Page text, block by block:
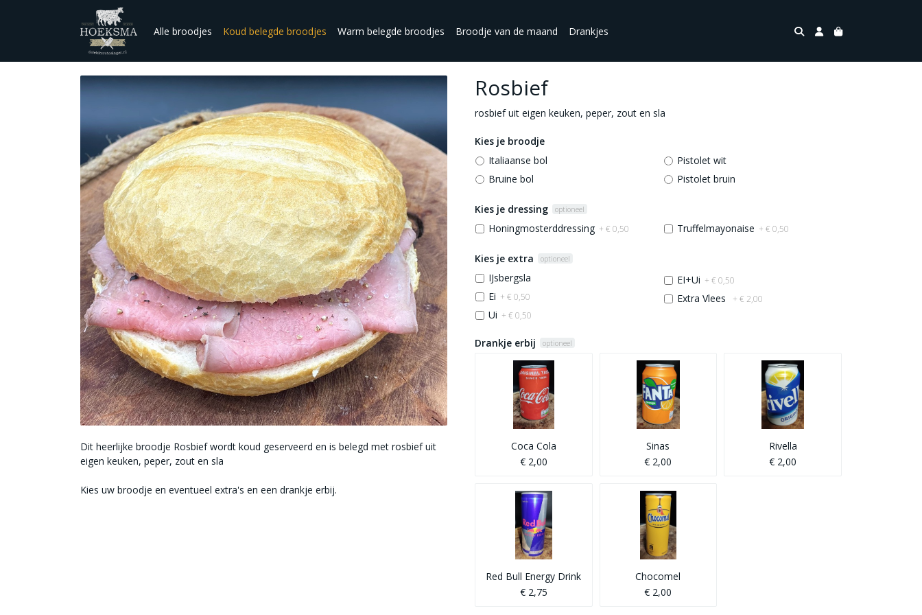
Alle broodjes Koud belegde broodjes Warm belegde broodjes Broodje van de maand Drankjes
Dit heerlijke broodje Rosbief wordt koud geserveerd en is belegd met rosbief uit
eigen keuken, peper, zout en sla
Kies uw broodje en eventueel extra's en een drankje erbij.
Rosbief
rosbief uit eigen keuken, peper, zout en sla
Kies je broodje
Italiaanse bol
Bruine bol
Pistolet wit
Pistolet bruin
Kies je dressing optioneel
Honingmosterddressing + € 0,50 Truffelmayonaise + € 0,50
Kies je extra optioneel
IJsbergsla
Ei + € 0,50
Ui + € 0,50
EI+Ui + € 0,50
Extra Vlees + € 2,00
Drankje erbij optioneel
Coca Cola
€ 2,00
Sinas
€ 2,00
Rivella
€ 2,00
Red Bull Energy Drink
€ 2,75
Chocomel
€ 2,00